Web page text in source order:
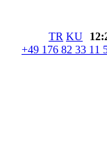
TR KU
+49 176 82 33 11